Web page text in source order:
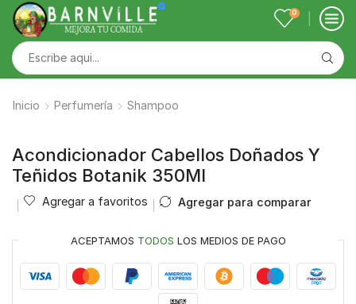
0
Inicio Perfumería Shampoo
Acondicionador Cabellos Doñados Y
Teñidos Botanik 350Ml
Agregar a favoritos Agregar para comparar
ACEPTAMOS TODOS LOS MEDIOS DE PAGO